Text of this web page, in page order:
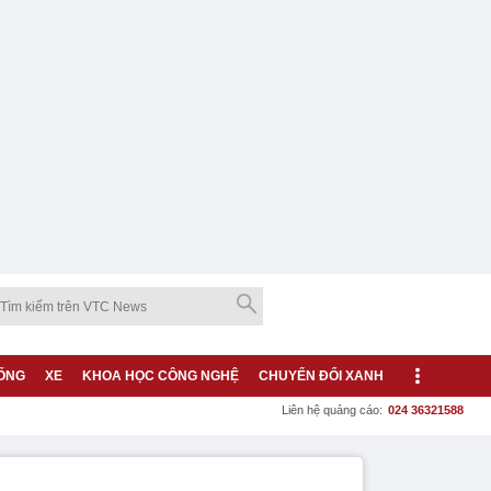
XE KHOA HỌC CÔNG NGHỆ CHUYỂN ĐỔI XANH
Liên hệ quảng cáo: 024 36321588